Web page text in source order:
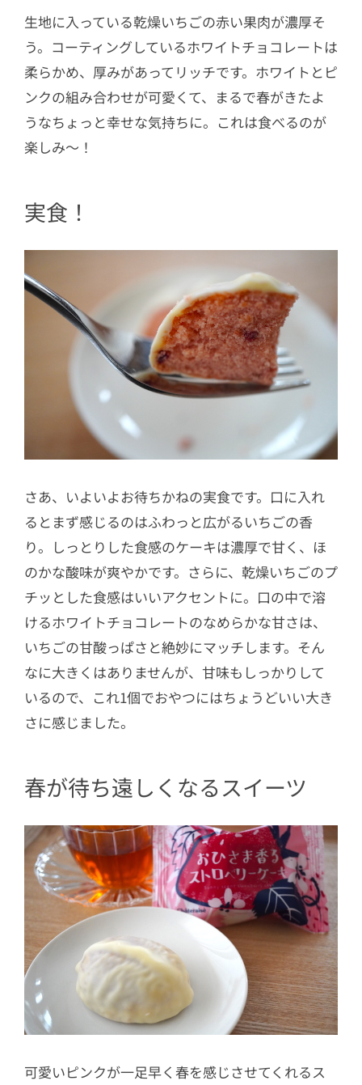
生地に入っている乾燥いちごの赤い果肉が濃厚そ
う。コーティングしているホワイトチョコレートは
柔らかめ、厚みがあってリッチです。ホワイトとピ
ンクの組み合わせが可愛くて、まるで春がきたよ
うなちょっと幸せな気持ちに。これは食べるのが
楽しみ〜！
実食！
さあ、いよいよお待ちかねの実食です。口に入れ
るとまず感じるのはふわっと広がるいちごの香
り。しっとりした食感のケーキは濃厚で甘く、ほ
のかな酸味が爽やかです。さらに、乾燥いちごのプ
チッとした食感はいいアクセントに。口の中で溶
けるホワイトチョコレートのなめらかな甘さは、
いちごの甘酸っぱさと絶妙にマッチします。そん
なに大きくはありませんが、甘味もしっかりして
いるので、これ1個でおやつにはちょうどいい大き
さに感じました。
春が待ち遠しくなるスイーツ
可愛いピンクが一足早く春を感じさせてくれるス